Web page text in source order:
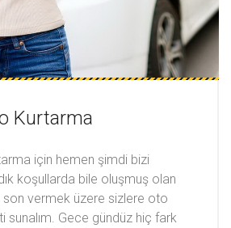
Kurtarma
için hemen şimdi bizi
koşullarda bile oluşmuş olan
son vermek üzere sizlere oto
sunalım. Gece gündüz hiç fark